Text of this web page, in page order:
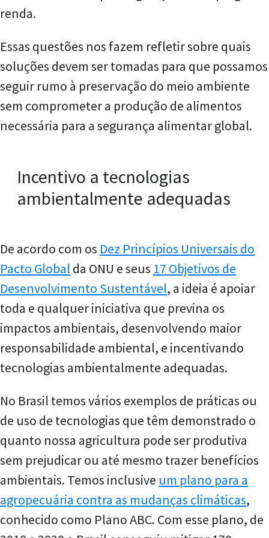
renda.
Essas questões nos fazem refletir sobre quais
soluções devem ser tomadas para que possamos
seguir rumo à preservação do meio ambiente
sem comprometer a produção de alimentos
necessária para a segurança alimentar global.
Incentivo a tecnologias
ambientalmente adequadas
De acordo com os Dez Princípios Universais do
Pacto Global da ONU e seus 17 Objetivos de
Desenvolvimento Sustentável, a ideia é apoiar
toda e qualquer iniciativa que previna os
impactos ambientais, desenvolvendo maior
responsabilidade ambiental, e incentivando
tecnologias ambientalmente adequadas.
No Brasil temos vários exemplos de práticas ou
de uso de tecnologias que têm demonstrado o
quanto nossa agricultura pode ser produtiva
sem prejudicar ou até mesmo trazer benefícios
ambientais. Temos inclusive um plano para a
agropecuária contra as mudanças climáticas,
conhecido como Plano ABC. Com esse plano, de